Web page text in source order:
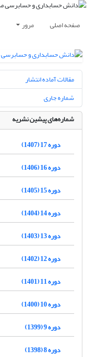
صفحه اصلی مرور
مقالات آماده انتشار
شماره جاری
شماره‌های پیشین نشریه
دوره 17 (1407)
دوره 16 (1406)
دوره 15 (1405)
دوره 14 (1404)
دوره 13 (1403)
دوره 12 (1402)
دوره 11 (1401)
دوره 10 (1400)
دوره 9 (1399)
دوره 8 (1398)